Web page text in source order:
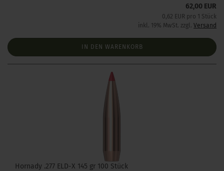
62,00 EUR
0,62 EUR pro 1 Stück
inkl. 19% MwSt. zzgl. Versand
IN DEN WARENKORB
Hornady .277 ELD-X 145 gr 100 Stück